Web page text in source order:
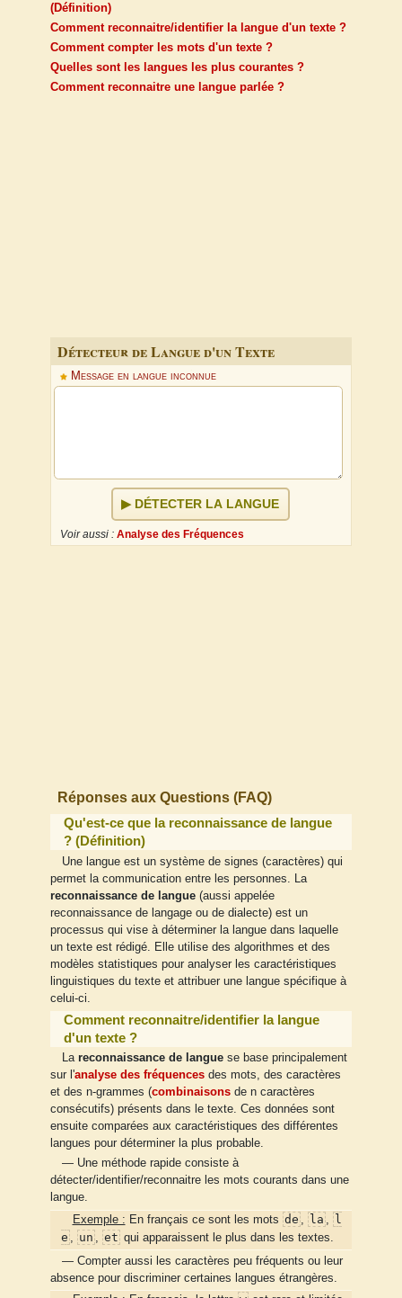
(Définition)
Comment reconnaitre/identifier la langue d'un texte ?
Comment compter les mots d'un texte ?
Quelles sont les langues les plus courantes ?
Comment reconnaitre une langue parlée ?
Détecteur de Langue d'un Texte
Message en langue inconnue
DÉTECTER LA LANGUE
Voir aussi : Analyse des Fréquences
Réponses aux Questions (FAQ)
Qu'est-ce que la reconnaissance de langue
? (Définition)
Une langue est un système de signes (caractères) qui
permet la communication entre les personnes. La
reconnaissance de langue (aussi appelée
reconnaissance de langage ou de dialecte) est un
processus qui vise à déterminer la langue dans laquelle
un texte est rédigé. Elle utilise des algorithmes et des
modèles statistiques pour analyser les caractéristiques
linguistiques du texte et attribuer une langue spécifique à
celui-ci.
Comment reconnaitre/identifier la langue
d'un texte ?
La reconnaissance de languese base principalement
sur l'analyse des fréquences des mots, des caractères
et des n-grammes (combinaisons de n caractères
consécutifs) présents dans le texte. Ces données sont
ensuite comparées aux caractéristiques des différentes
langues pour déterminer la plus probable.
— Une méthode rapide consiste à
détecter/identifier/reconnaitre les mots courants dans une
langue.
Exemple : En français ce sont les mots de, la,
l
e
un et qui apparaissent le plus dans les textes.
— Compter aussi les caractères peu fréquents ou leur
absence pour discriminer certaines langues étrangères.